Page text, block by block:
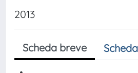
2013
Scheda breve